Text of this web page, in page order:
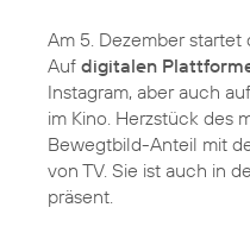
Am 5. Dezember
Auf digitalen
Instagram, aber auch
im Kino. Herzstück des
Bewegtbild-Anteil mit
von TV. Sie ist auch in
präsent.